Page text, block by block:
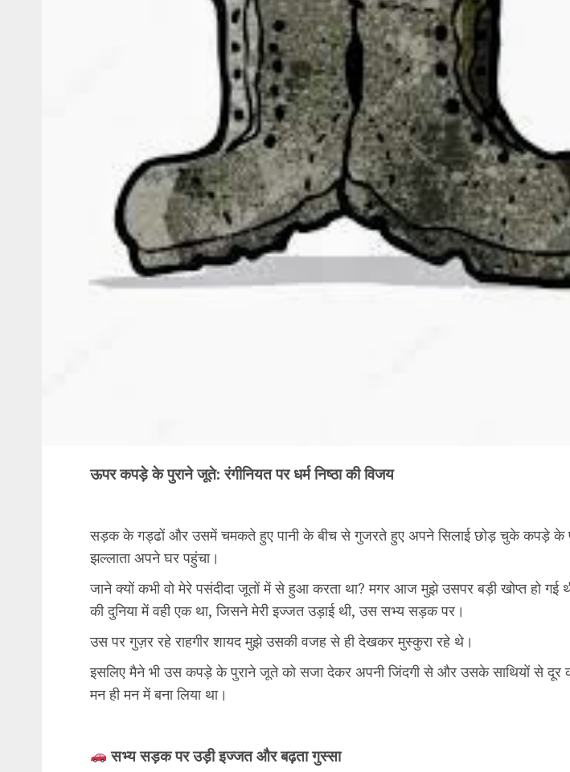
ऊपर कपड़े के पुराने जूते: रंगीनियत पर धर्म निष्ठा की विजय
सड़क के गड्ढों और उसमें चमकते हुए पानी के बीच से गुजरते हुए अपने सिलाई छोड़ चुके कपड़े के
झल्लाता अपने घर पहुंचा।
जाने क्यों कभी वो मेरे पसंदीदा जूतों में से हुआ करता था? मगर आज मुझे उसपर बड़ी खोप्त हो गई
की दुनिया में वही एक था, जिसने मेरी इज्जत उड़ाई थी, उस सभ्य सड़क पर।
उस पर गुज़र रहे राहगीर शायद मुझे उसकी वजह से ही देखकर मुस्कुरा रहे थे।
इसलिए मैने भी उस कपड़े के पुराने जूते को सजा देकर अपनी जिंदगी से और उसके साथियों से दूर
मन ही मन में बना लिया था।
सभ्य सड़क पर उड़ी इज्जत और बढ़ता गुस्सा